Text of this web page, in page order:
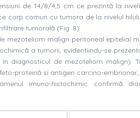
de 14/8/4,5 cm ce prezintă la
corp comun cu tumora de la nivelul
tumorală (Fig. 8).
mezoteliom malign peritoneal epitelial
a tumorii, evidentiindu-se
în diagnosticul de mezoteliom malign).
proteină si antigen carcino-
imuno-histochimic confirmă